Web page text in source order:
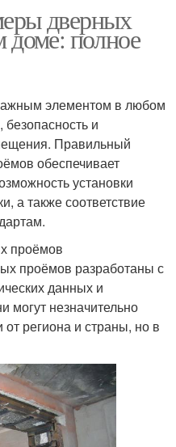
дверных
доме: полное
элементом в любом
и
Правильный
обеспечивает
установки
а также соответствие
проёмов
проёмов разработаны с
данных и
могут незначительно
региона и страны, но в